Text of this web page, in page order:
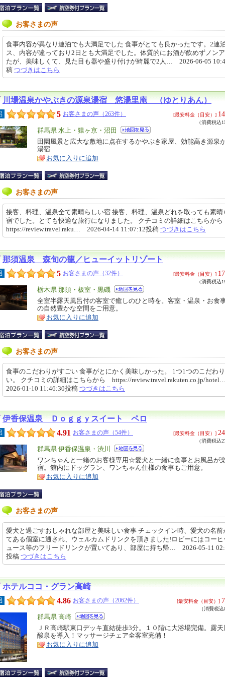
お客さまの声
食事内容が異なり連泊でも大満足でした 食事がとても良かったです。2連
ス、内容が違っており2日とも大満足でした。体質的にお酒が飲めずノン
たが、美味しくて、見た目も器や盛り付けが綺麗で2人… 2026-06-05
稿 つづきはこちら
川場温泉かやぶきの源泉湯宿 悠湯里庵 （ゆとりあん）
5 お客さまの声（263件） [最安料金（目安）]
（消費税込
エ
リ
ア
群馬県 水上・猿ヶ京・沼田
特
徴
田園風景と広大な敷地に点在するかやぶき家屋、効能高き源泉
湯宿
お気に入りに追加
お客さまの声
接客、料理、温泉全て素晴らしい宿 接客、料理、温泉どれを取っても素晴
宿でした。とても快適な旅行になりました。 クチコミの詳細はこちらか
https://review.travel.raku… 2026-04-14 11:07:12投稿 つづきはこちら
那須温泉 森旬の籠／ヒューイットリゾート
5 お客さまの声（32件） [最安料金（目安）]
（消費税込
エ
リ
ア
栃木県 那須・板室・黒磯
特
徴
全室半露天風呂付の客室で癒しのひと時を。客室・温泉・お食
の自然豊かな空間をご用意。
お気に入りに追加
お客さまの声
食事のこだわりがすごい 食事がとにかく美味しかった。 1つ1つのこだわ
い。 クチコミの詳細はこちらから https://review.travel.rakuten.co.jp/
2026-01-10 11:46:30投稿 つづきはこちら
伊香保温泉 Ｄｏｇｇｙスイート ペロ
4.91 お客さまの声（54件） [最安料金（目安）]
（消費税込
エ
リ
ア
群馬県 伊香保温泉・渋川
特
徴
ワンちゃんと一緒のお客様専用☆愛犬と一緒に食事とお風呂が
宿。館内にドッグラン、ワンちゃん仕様の食事もご用意。
お気に入りに追加
お客さまの声
愛犬と過ごすおしゃれな部屋と美味しい食事 チェックイン時、愛犬の名前
てある個室に通され、ウェルカムドリンクを頂きました!ロビーにはコーヒ
ュース等のフリードリンクが置いてあり、部屋に持ち帰… 2026-05-11
投稿 つづきはこちら
ホテルココ・グラン高崎
4.86 お客さまの声（2062件） [最安料金（目安）]
（消費税
エ
リ
ア
群馬県 高崎
特
徴
ＪＲ高崎駅東口デッキ直結徒歩3分。１０階に大浴場完備。露
酸泉を導入！マッサージチェア全客室完備！
お気に入りに追加